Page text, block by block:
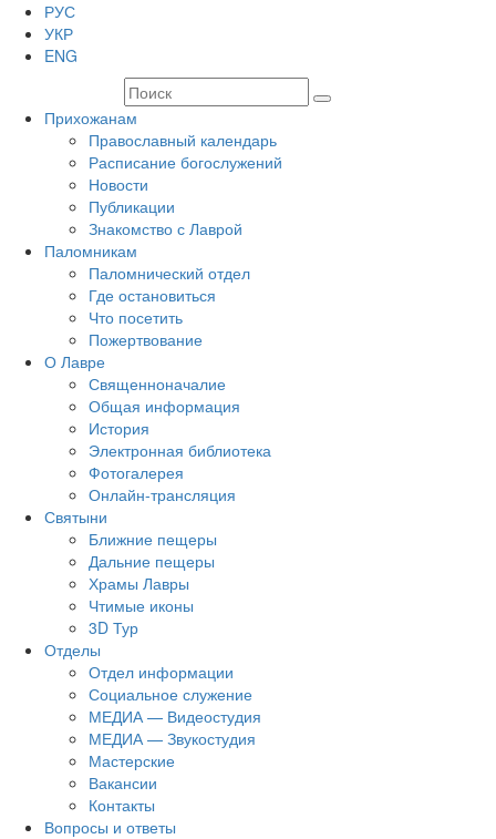
РУС
УКР
ENG
Прихожанам
Православный календарь
Расписание богослужений
Новости
Публикации
Знакомство с Лаврой
Паломникам
Паломнический отдел
Где остановиться
Что посетить
Пожертвование
О Лавре
Священноначалие
Общая информация
История
Электронная библиотека
Фотогалерея
Онлайн-трансляция
Святыни
Ближние пещеры
Дальние пещеры
Храмы Лавры
Чтимые иконы
3D Тур
Отделы
Отдел информации
Социальное служение
МЕДИА — Видеостудия
МЕДИА — Звукостудия
Мастерские
Вакансии
Контакты
Вопросы и ответы